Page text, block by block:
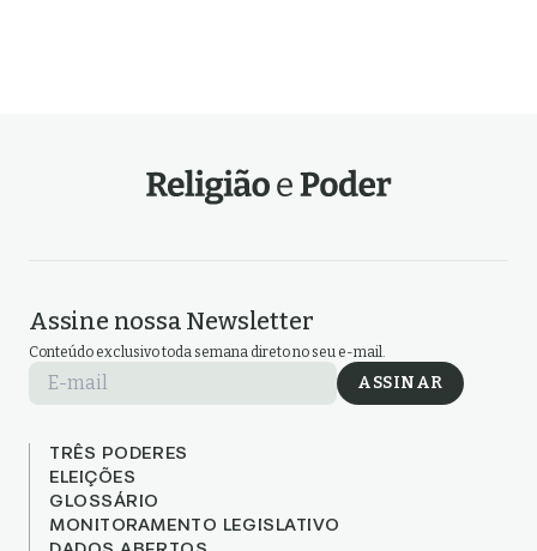
Assine nossa Newsletter
Conteúdo exclusivo toda semana direto no seu e-mail.
E-mail ASSINAR
TRÊS PODERES
ELEIÇÕES
GLOSSÁRIO
MONITORAMENTO LEGISLATIVO